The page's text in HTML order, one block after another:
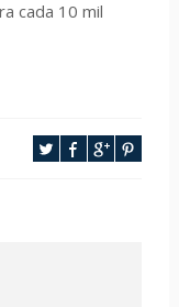
cada 10 mil